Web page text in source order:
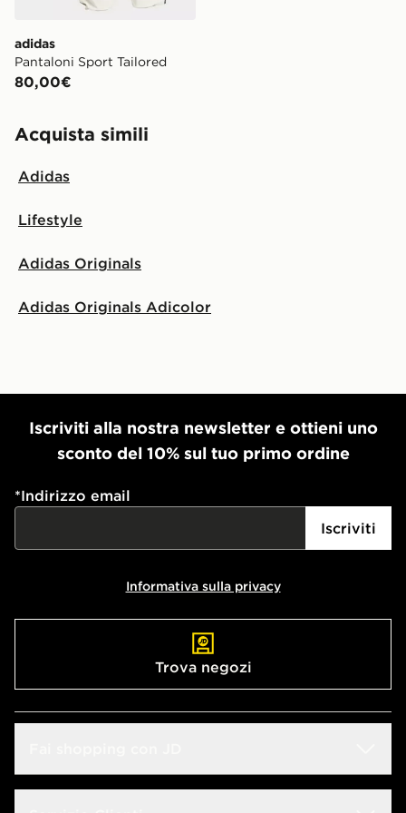
adidas
Pantaloni Sport Tailored
80,00€
Acquista simili
Adidas
Lifestyle
Adidas Originals
Adidas Originals Adicolor
Iscriviti alla nostra newsletter e ottieni uno
sconto del 10% sul tuo primo ordine
*Indirizzo email
Iscriviti
Informativa sulla privacy
Trova negozi